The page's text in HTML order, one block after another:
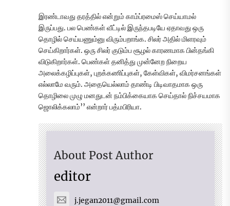
இரண்டாவது தரத்தில் என்றும் காம்ப்ரமைஸ் செய்யாமல்
இருப்பது. பல பெண்கள் வீட்டில் இருந்தபடியே ஏதாவது ஒரு
தொழில் செய்யணும்னு விரும்பறாங்க. சிலர் அதில் மிளரவும்
செய்கிறார்கள். ஒரு சிலர் குடும்ப சூழல் காரணமாக பின்தங்கி
விடுகிறார்கள். பெண்கள் தனித்து முன்னேற நிறைய
அலைக்கழிப்புகள், புறக்கணிப்புகள், கேள்விகள், விமர்சனங்கள்
எல்லாமே வரும். அதையெல்லாம் தாண்டி பிடிவாதமாக ஒரு
தொழிலை முழு மனதுடன் நம்பிக்கையாக செய்தால் நிச்சயமாக
ஜொலிக்கலாம்’’ என்றார் பத்மபிரியா.
About Post Author
editor
j.jegan2011@gmail.com